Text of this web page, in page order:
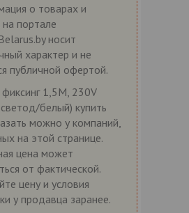
о товарах и
на портале
носит
характер и не
публичной офертой.
1,5M, 230V
белый) купить
можно у компаний,
на этой странице.
цена может
от фактической.
цену и условия
у продавца заранее.